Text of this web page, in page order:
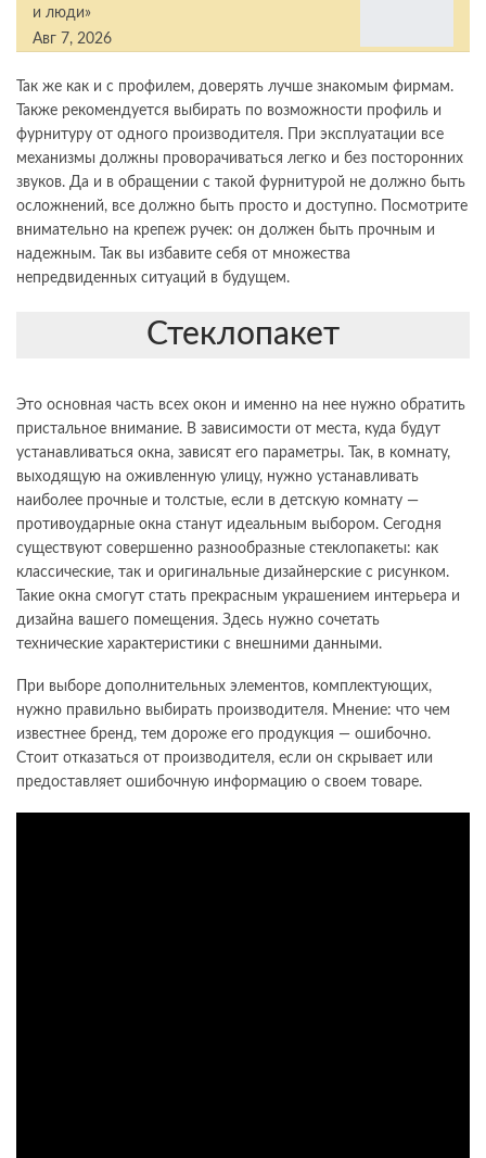
и люди»
Авг 7, 2026
Так же как и с профилем, доверять лучше знакомым фирмам.
Также рекомендуется выбирать по возможности профиль и
фурнитуру от одного производителя. При эксплуатации все
механизмы должны проворачиваться легко и без посторонних
звуков. Да и в обращении с такой фурнитурой не должно быть
осложнений, все должно быть просто и доступно. Посмотрите
внимательно на крепеж ручек: он должен быть прочным и
надежным. Так вы избавите себя от множества
непредвиденных ситуаций в будущем.
Стеклопакет
Это основная часть всех окон и именно на нее нужно обратить
пристальное внимание. В зависимости от места, куда будут
устанавливаться окна, зависят его параметры. Так, в комнату,
выходящую на оживленную улицу, нужно устанавливать
наиболее прочные и толстые, если в детскую комнату —
противоударные окна станут идеальным выбором. Сегодня
существуют совершенно разнообразные стеклопакеты: как
классические, так и оригинальные дизайнерские с рисунком.
Такие окна смогут стать прекрасным украшением интерьера и
дизайна вашего помещения. Здесь нужно сочетать
технические характеристики с внешними данными.
При выборе дополнительных элементов, комплектующих,
нужно правильно выбирать производителя. Мнение: что чем
известнее бренд, тем дороже его продукция — ошибочно.
Стоит отказаться от производителя, если он скрывает или
предоставляет ошибочную информацию о своем товаре.